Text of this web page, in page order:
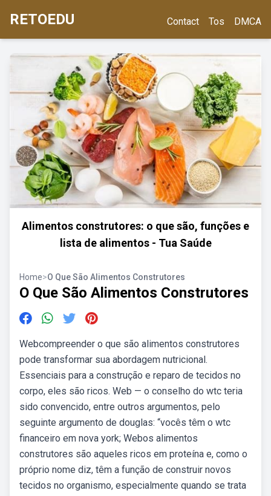
RETOEDU Contact Tos DMCA
Alimentos construtores: o que são, funções e
lista de alimentos - Tua Saúde
Home>O Que São Alimentos Construtores
O Que São Alimentos Construtores
Webcompreender o que são alimentos construtores
pode transformar sua abordagem nutricional.
Essenciais para a construção e reparo de tecidos no
corpo, eles são ricos. Web — o conselho do wtc teria
sido convencido, entre outros argumentos, pelo
seguinte argumento de douglas: “vocês têm o wtc
financeiro em nova york; Webos alimentos
construtores são aqueles ricos em proteína e, como o
próprio nome diz, têm a função de construir novos
tecidos no organismo, especialmente quando se trata